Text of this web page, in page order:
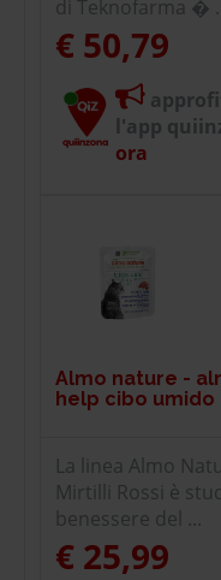
di Teknofarma �
€ 50,79
l'app
ora
Almo nature -
help cibo
La linea Almo
Mirtilli Rossi è
benessere del ...
€ 25,99